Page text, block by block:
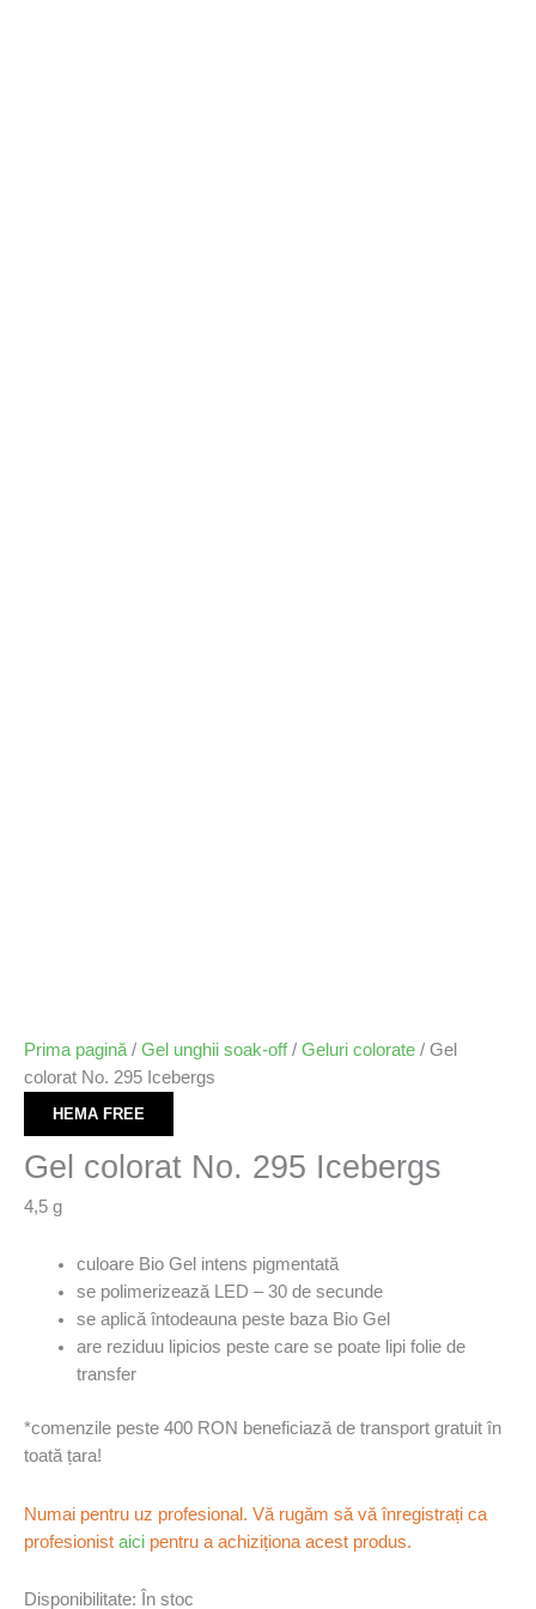
Prima pagină/ Gel unghii soak-off/ Geluri colorate / Gel
colorat No. 295 Icebergs
HEMA FREE
Gel colorat No. 295 Icebergs
4,5 g
culoare Bio Gel intens pigmentată
se polimerizează LED – 30 de secunde
se aplică întodeauna peste baza Bio Gel
are reziduu lipicios peste care se poate lipi folie de
transfer
*comenzile peste 400 RON beneficiază de transport gratuit în
toată țara!
Numai pentru uz profesional. Vă rugăm să vă înregistrați ca
profesionist aici pentru a achiziționa acest produs.
Disponibilitate: În stoc